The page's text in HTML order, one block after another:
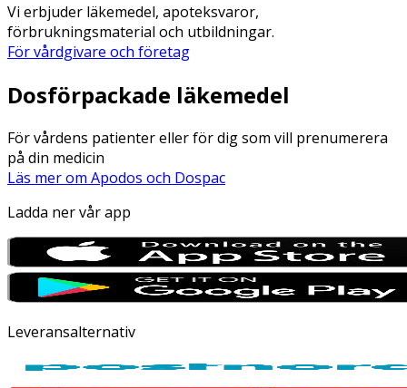
Vi erbjuder läkemedel, apoteksvaror,
förbrukningsmaterial och utbildningar.
För vårdgivare och företag
Dosförpackade läkemedel
För vårdens patienter eller för dig som vill prenumerera
på din medicin
Läs mer om Apodos och Dospac
Ladda ner vår app
Leveransalternativ